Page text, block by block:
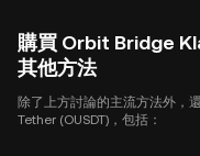
購買 Orbit Bridge
其他方法
除了上方討論的主流方法外，
Tether (OUSDT)，包括：